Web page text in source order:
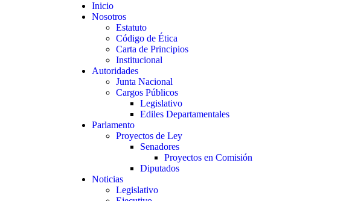
Inicio
Nosotros
Estatuto
Código de Ética
Carta de Principios
Institucional
Autoridades
Junta Nacional
Cargos Públicos
Legislativo
Ediles Departamentales
Parlamento
Proyectos de Ley
Senadores
Proyectos en Comisión
Diputados
Noticias
Legislativo